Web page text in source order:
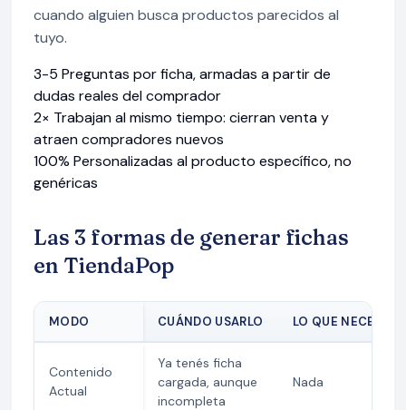
cuando alguien busca productos parecidos al
tuyo.
3-5 Preguntas por ficha, armadas a partir de
dudas reales del comprador
2× Trabajan al mismo tiempo: cierran venta y
atraen compradores nuevos
100% Personalizadas al producto específico, no
genéricas
Las 3 formas de generar fichas
en TiendaPop
MODO CUÁNDO USARLO LO QUE
Contenido
Actual
Ya tenés ficha
cargada, aunque
incompleta
Nada